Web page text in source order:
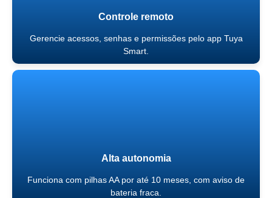
Controle remoto
Gerencie acessos, senhas e permissões pelo app Tuya
Smart.
Alta autonomia
Funciona com pilhas AA por até 10 meses, com aviso de
bateria fraca.